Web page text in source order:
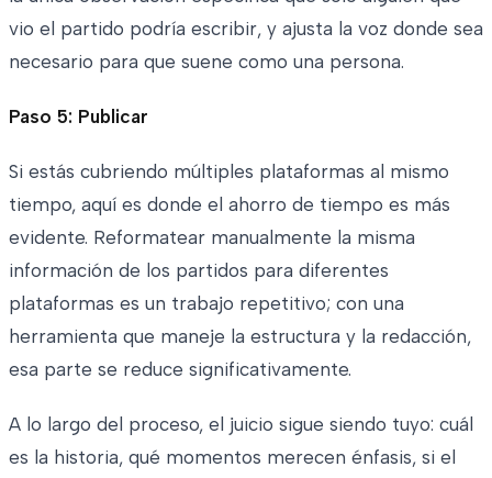
vio el partido podría escribir, y ajusta la voz donde sea
necesario para que suene como una persona.
Paso 5: Publicar
Si estás cubriendo múltiples plataformas al mismo
tiempo, aquí es donde el ahorro de tiempo es más
evidente. Reformatear manualmente la misma
información de los partidos para diferentes
plataformas es un trabajo repetitivo; con una
herramienta que maneje la estructura y la redacción,
esa parte se reduce significativamente.
A lo largo del proceso, el juicio sigue siendo tuyo: cuál
es la historia, qué momentos merecen énfasis, si el